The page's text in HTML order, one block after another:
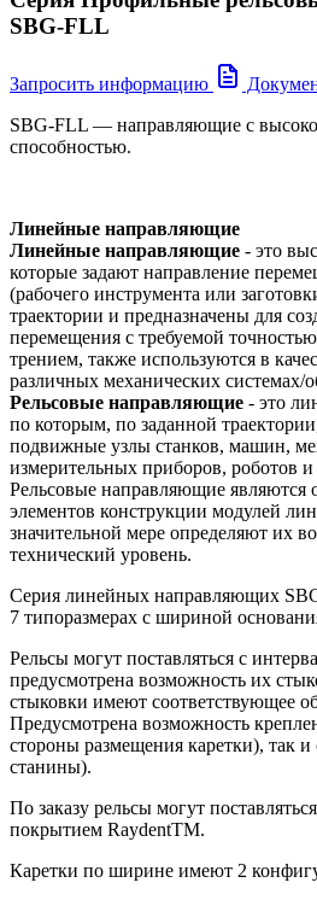
SBG-FLL
Запросить информацию
SBG-FLL — направляющие c
способностью.
Линейные направляющие
Линейные направляющие - это
которые задают направление
(рабочего инструмента или
траектории и предназначены для
перемещения с требуемой
трением, также используются в
различных механических системах/
Рельсовые направляющие - это
по которым, по заданной
подвижные узлы станков, машин,
измерительных приборов, роботов и
Рельсовые направляющие являются
элементов конструкции модулей
значительной мере определяют их
технический уровень.
Серия линейных направляющих
7 типоразмерах с шириной
Рельсы могут поставляться с
предусмотрена возможность их
стыковки имеют соответствующее
Предусмотрена возможность
стороны размещения каретки), так
станины).
По заказу рельсы могут
покрытием RaydentTM.
Каретки по ширине имеют 2